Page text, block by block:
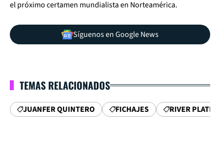
el próximo certamen mundialista en Norteamérica.
Síguenos en Google News
TEMAS RELACIONADOS
JUANFER QUINTERO FICHAJES RIVER PLATE